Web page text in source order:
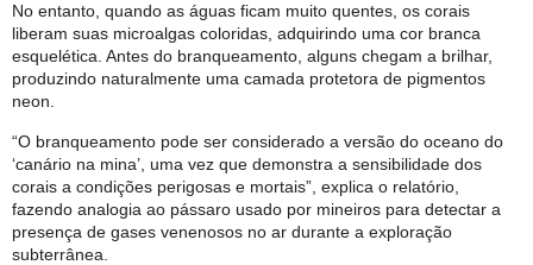
No entanto, quando as águas ficam muito quentes, os corais
liberam suas microalgas coloridas, adquirindo uma cor branca
esquelética. Antes do branqueamento, alguns chegam a brilhar,
produzindo naturalmente uma camada protetora de pigmentos
neon.
“O branqueamento pode ser considerado a versão do oceano do
‘canário na mina’, uma vez que demonstra a sensibilidade dos
corais a condições perigosas e mortais”, explica o relatório,
fazendo analogia ao pássaro usado por mineiros para detectar a
presença de gases venenosos no ar durante a exploração
subterrânea.